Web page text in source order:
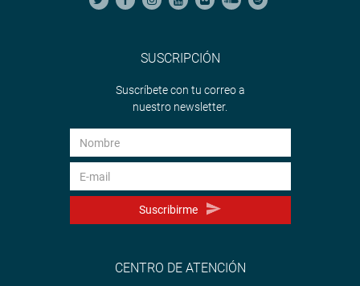
SUSCRIPCIÓN
Suscríbete con tu correo a
nuestro newsletter.
Suscribirme
CENTRO DE ATENCIÓN